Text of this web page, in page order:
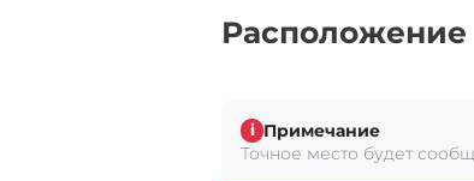
Расположение
i Примечание
Точное место будет